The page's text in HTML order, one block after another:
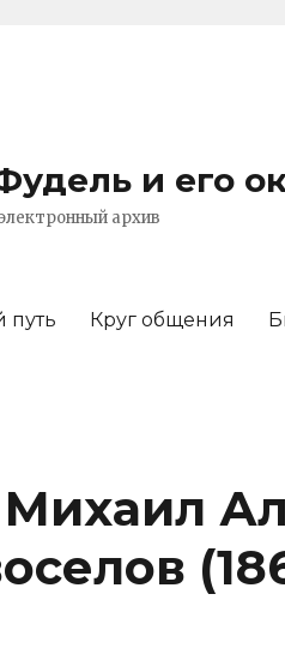
и его
архив
путь Круг общения